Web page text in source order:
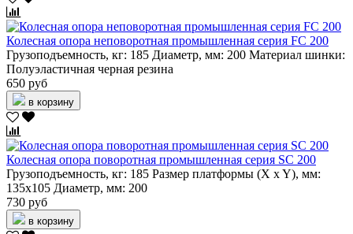
Колесная опора неповоротная промышленная серия FC 200
Грузоподъемность, кг: 185 Диаметр, мм: 200 Материал шинки:
Полуэластичная черная резина
650 руб
в корзину
Колесная опора поворотная промышленная серия SC 200
Грузоподъемность, кг: 185 Размер платформы (X x Y), мм:
135х105 Диаметр, мм: 200
730 руб
в корзину